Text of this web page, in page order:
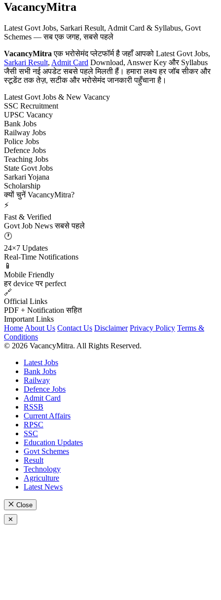
VacancyMitra
Latest Govt Jobs, Sarkari Result, Admit Card & Syllabus, Govt
Schemes — सब एक जगह, सबसे पहले
VacancyMitra एक भरोसेमंद प्लेटफॉर्म है जहाँ आपको Latest Govt Jobs,
Sarkari Result, Admit Card Download, Answer Key और Syllabus
जैसी सभी नई अपडेट सबसे पहले मिलती हैं। हमारा लक्ष्य हर जॉब सीकर और
स्टूडेंट तक तेज़, सटीक और भरोसेमंद जानकारी पहुँचाना है।
Latest Govt Jobs & New Vacancy
SSC Recruitment
UPSC Vacancy
Bank Jobs
Railway Jobs
Police Jobs
Defence Jobs
Teaching Jobs
State Govt Jobs
Sarkari Yojana
Scholarship
क्यों चुनें VacancyMitra?
⚡
Fast & Verified
Govt Job News सबसे पहले
🕐
24×7 Updates
Real-Time Notifications
📱
Mobile Friendly
हर device पर perfect
🔗
Official Links
PDF + Notification सहित
Important Links
Home About Us Contact Us Disclaimer Privacy Policy Terms &
Conditions
© 2026 VacancyMitra. All Rights Reserved.
Latest Jobs
Bank Jobs
Railway
Defence Jobs
Admit Card
RSSB
Current Affairs
RPSC
SSC
Education Updates
Govt Schemes
Result
Technology
Agriculture
Latest News
Close
✕